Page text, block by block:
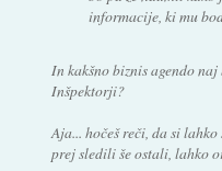
informacije, ki mu
In kakšno biznis agendo
Inšpektorji?
Aja... hočeš reči, da si
prej sledili še ostali, lahko